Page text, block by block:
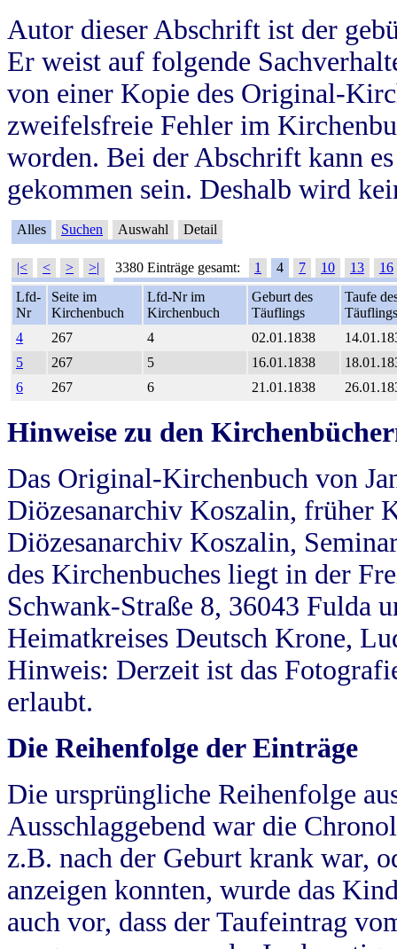
Autor dieser Abschrift ist der
Er weist auf folgende
von einer Kopie des Original-
zweifelsfreie Fehler im
worden. Bei der Abschrift kann
gekommen sein. Deshalb wird
Alles Suchen Auswahl Detail
|< < > >| 3380 Einträge gesamt: 1 4 7 10 13
16
Lfd-
Nr
Seite im
Kirchenbuch
Lfd-Nr im
Kirchenbuch
Geburt des
Täuflings
Taufe
Täuflings
4
267 4 02.01.1838
5
267 5 16.01.1838
6
267 6 21.01.1838
Hinweise zu den
Das Original-Kirchenbuch von
Diözesanarchiv Koszalin, früher
Diözesanarchiv Koszalin,
des Kirchenbuches liegt in der
Schwank-Straße 8, 36043 Fulda
Heimatkreises Deutsch Krone,
Hinweis: Derzeit ist das
erlaubt.
Die Reihenfolge der Einträge
Die ursprüngliche Reihenfolge
Ausschlaggebend war die
z.B. nach der Geburt krank war,
anzeigen konnten, wurde das
auch vor, dass der Taufeintrag